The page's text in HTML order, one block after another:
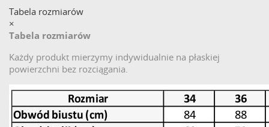
Tabela rozmiarów
×
Tabela rozmiarów
Każdy produkt mierzymy indywidualnie na płaskiej
powierzchni bez rozciągania.